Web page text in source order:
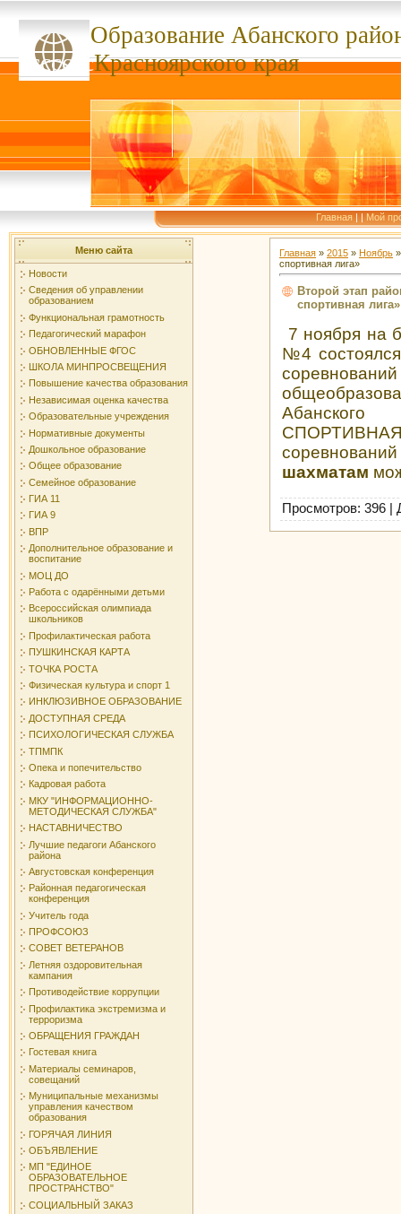
Образование Абанского
сссссссКрасноярского края
Главная | | Мой
Меню сайта
Новости
Сведения об управлении
образованием
Функциональная грамотность
Педагогический марафон
ОБНОВЛЕННЫЕ ФГОС
ШКОЛА МИНПРОСВЕЩЕНИЯ
Повышение качества образования
Независимая оценка качества
Образовательные учреждения
Нормативные документы
Дошкольное образование
Общее образование
Семейное образование
ГИА 11
ГИА 9
ВПР
Дополнительное образование и
воспитание
МОЦ ДО
Работа с одарёнными детьми
Всероссийская олимпиада
школьников
Профилактическая работа
ПУШКИНСКАЯ КАРТА
ТОЧКА РОСТА
Физическая культура и спорт 1
ИНКЛЮЗИВНОЕ ОБРАЗОВАНИЕ
ДОСТУПНАЯ СРЕДА
ПСИХОЛОГИЧЕСКАЯ СЛУЖБА
ТПМПК
Опека и попечительство
Кадровая работа
МКУ "ИНФОРМАЦИОННО-
МЕТОДИЧЕСКАЯ СЛУЖБА"
НАСТАВНИЧЕСТВО
Лучшие педагоги Абанского
района
Августовская конференция
Районная педагогическая
конференция
Учитель года
ПРОФСОЮЗ
СОВЕТ ВЕТЕРАНОВ
Летняя оздоровительная
кампания
Противодействие коррупции
Профилактика экстремизма и
терроризма
ОБРАЩЕНИЯ ГРАЖДАН
Гостевая книга
Материалы семинаров,
совещаний
Муниципальные механизмы
управления качеством
образования
ГОРЯЧАЯ ЛИНИЯ
ОБЪЯВЛЕНИЕ
МП "ЕДИНОЕ
ОБРАЗОВАТЕЛЬНОЕ
ПРОСТРАНСТВО"
СОЦИАЛЬНЫЙ ЗАКАЗ
Главная » 2015 » Ноябрь »
спортивная лига»
Второй этап
спортивная лига»
7 ноября на
№4
шахматам
Просмотров: 396 |